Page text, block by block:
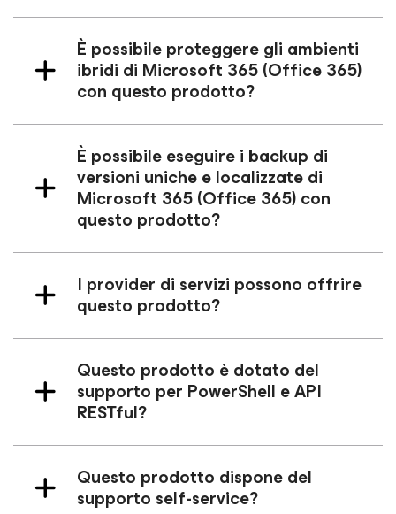
È possibile proteggere gli ambienti
ibridi di Microsoft 365 (Office 365)
con questo prodotto?
È possibile eseguire i backup di
versioni uniche e localizzate di
Microsoft 365 (Office 365) con
questo prodotto?
I provider di servizi possono offrire
questo prodotto?
Questo prodotto è dotato del
supporto per PowerShell e API
RESTful?
Questo prodotto dispone del
supporto self-service?